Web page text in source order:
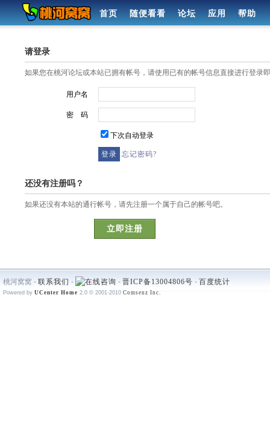
首页 随便看看 论坛 应用 帮助
请登录
如果您在桃河论坛或本站已拥有帐号，请使用已有的帐号信息直接进行登录
用户名
密 码
下次自动登录
忘记密码?
还没有注册吗？
如果还没有本站的通行帐号，请先注册一个属于自己的帐号吧。
立即注册
桃河窝窝 - 联系我们 - - 晋ICP备13004806号 - 百度统计
Powered by UCenter Home 2.0 © 2001-2010 Comsenz Inc.